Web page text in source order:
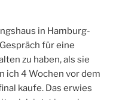
in Hamburg-
für eine
zu haben, als sie
ich 4 Wochen vor dem
kaufe. Das erwies